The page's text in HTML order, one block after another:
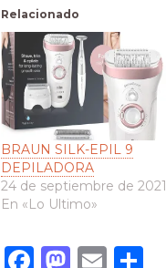
Relacionado
BRAUN SILK-EPIL 9
DEPILADORA
24 de septiembre de 2021
En «Lo Ultimo»
F
M E